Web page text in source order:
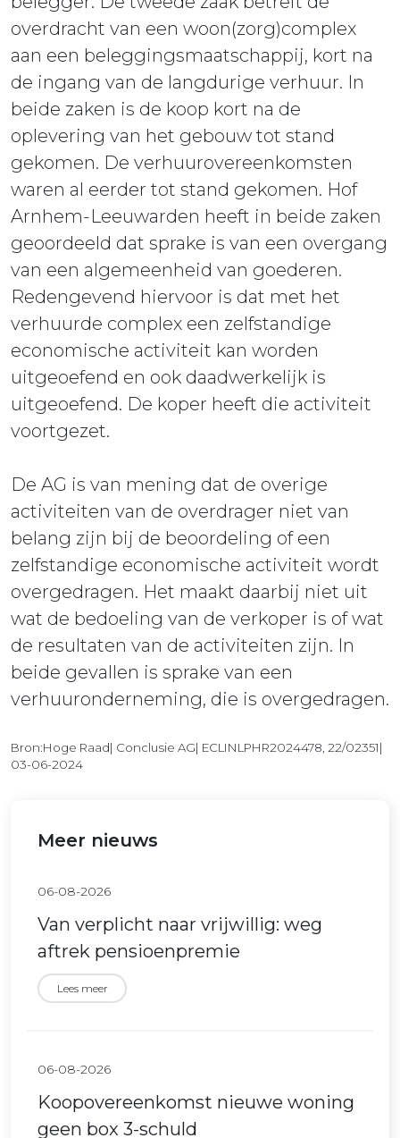
overdracht van een woon(zorg)complex
aan een beleggingsmaatschappij, kort na
de ingang van de langdurige verhuur. In
beide zaken is de koop kort na de
oplevering van het gebouw tot stand
gekomen. De verhuurovereenkomsten
waren al eerder tot stand gekomen. Hof
Arnhem-Leeuwarden heeft in beide zaken
geoordeeld dat sprake is van een overgang
van een algemeenheid van goederen.
Redengevend hiervoor is dat met het
verhuurde complex een zelfstandige
economische activiteit kan worden
uitgeoefend en ook daadwerkelijk is
uitgeoefend. De koper heeft die activiteit
voortgezet.
De AG is van mening dat de overige
activiteiten van de overdrager niet van
belang zijn bij de beoordeling of een
zelfstandige economische activiteit wordt
overgedragen. Het maakt daarbij niet uit
wat de bedoeling van de verkoper is of wat
de resultaten van de activiteiten zijn. In
beide gevallen is sprake van een
verhuuronderneming, die is overgedragen.
Bron:Hoge Raad| Conclusie AG| ECLINLPHR2024478, 22/02351|
03-06-2024
Meer nieuws
06-08-2026
Van verplicht naar vrijwillig: weg
aftrek pensioenpremie
Lees meer
06-08-2026
Koopovereenkomst nieuwe woning
geen box 3-schuld